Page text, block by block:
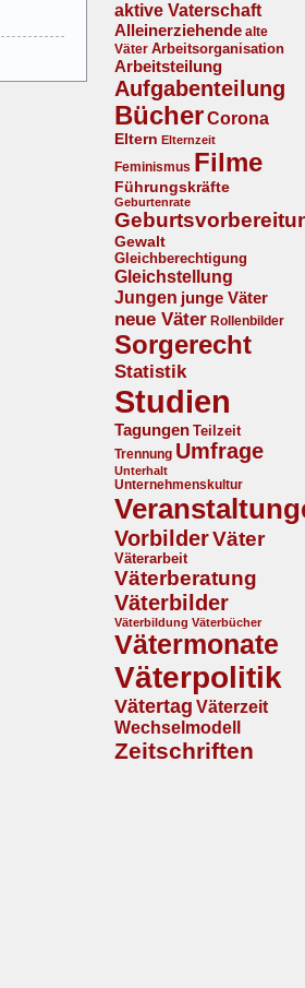
aktive Vaterschaft
Alleinerziehende alte
Väter Arbeitsorganisation
Arbeitsteilung
Aufgabenteilung
BücherCorona
Eltern Elternzeit
Feminismus Filme
Führungskräfte
Geburtenrate
Gewalt
Gleichberechtigung
Gleichstellung
Jungen junge Väter
neue Väter Rollenbilder
Sorgerecht
Statistik
Studien
Tagungen Teilzeit
Trennung Umfrage
Unterhalt
Unternehmenskultur
VorbilderVäter
Väterarbeit
Väterberatung
Väterbilder
Väterbildung Väterbücher
Vätermonate
Väterpolitik
Vätertag Väterzeit
Wechselmodell
Zeitschriften